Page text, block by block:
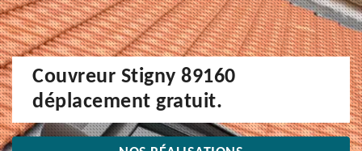
Couvreur Stigny 89160
déplacement gratuit.